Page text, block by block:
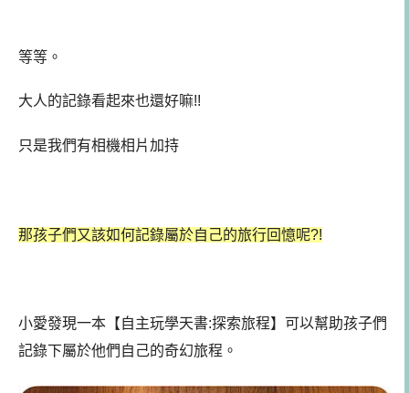
等等。
大人的記錄看起來也還好嘛!!
只是我們有相機相片加持
那孩子們又該如何記錄屬於自己的旅行回憶呢?!
小愛發現一本【自主玩學天書:探索旅程】可以幫助孩子們
記錄下屬於他們自己的奇幻旅程。